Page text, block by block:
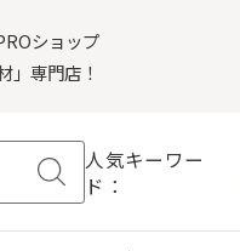
ショップ
」専門店！
人気キーワー
ド：